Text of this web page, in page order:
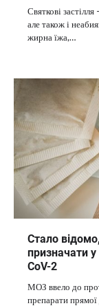
Святкові
але також і
жирна їжа,…
Стало
призначати у
CoV-2
МОЗ ввело до
препарати прямої